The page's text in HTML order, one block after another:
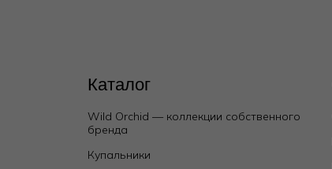
Каталог
Wild Orchid — коллекции собственного
бренда
Купальники